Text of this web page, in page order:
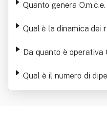
Quanto genera
Qual è la dinamica dei
Da quanto è operativa
Qual è il numero di
hetti Amleto - S.p.a